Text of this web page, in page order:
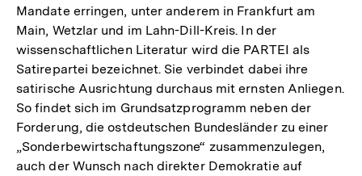
Mandate erringen, unter anderem in Frankfurt am
Main, Wetzlar und im Lahn-Dill-Kreis. In der
wissenschaftlichen Literatur wird die PARTEI als
Satirepartei bezeichnet. Sie verbindet dabei ihre
satirische Ausrichtung durchaus mit ernsten Anliegen.
So findet sich im Grundsatzprogramm neben der
Forderung, die ostdeutschen Bundesländer zu einer
„Sonderbewirtschaftungszone“ zusammenzulegen,
auch der Wunsch nach direkter Demokratie auf